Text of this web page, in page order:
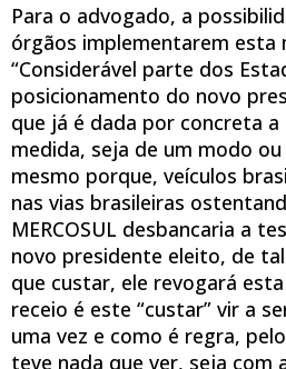
Para o advogado, a
órgãos implementarem esta
“Considerável parte dos
posicionamento do novo
que já é dada por concreta
medida, seja de um modo
mesmo porque, veículos
nas vias brasileiras
MERCOSUL desbancaria a
novo presidente eleito, de
que custar, ele revogará
receio é este “custar” vir a
uma vez e como é regra,
teve nada que ver, seja com